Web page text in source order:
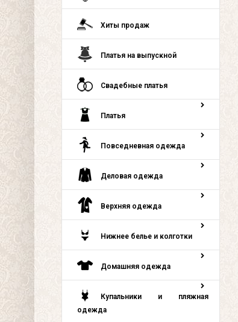
Хиты продаж
Платья на выпускной
Свадебные платья
Платья
Повседневная одежда
Деловая одежда
Верхняя одежда
Нижнее белье и колготки
Домашняя одежда
Купальники и пляжная
одежда